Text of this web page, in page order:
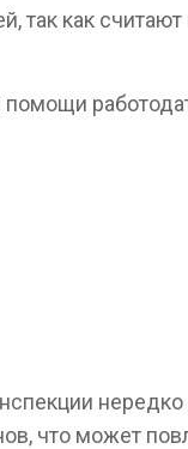
так как
что может